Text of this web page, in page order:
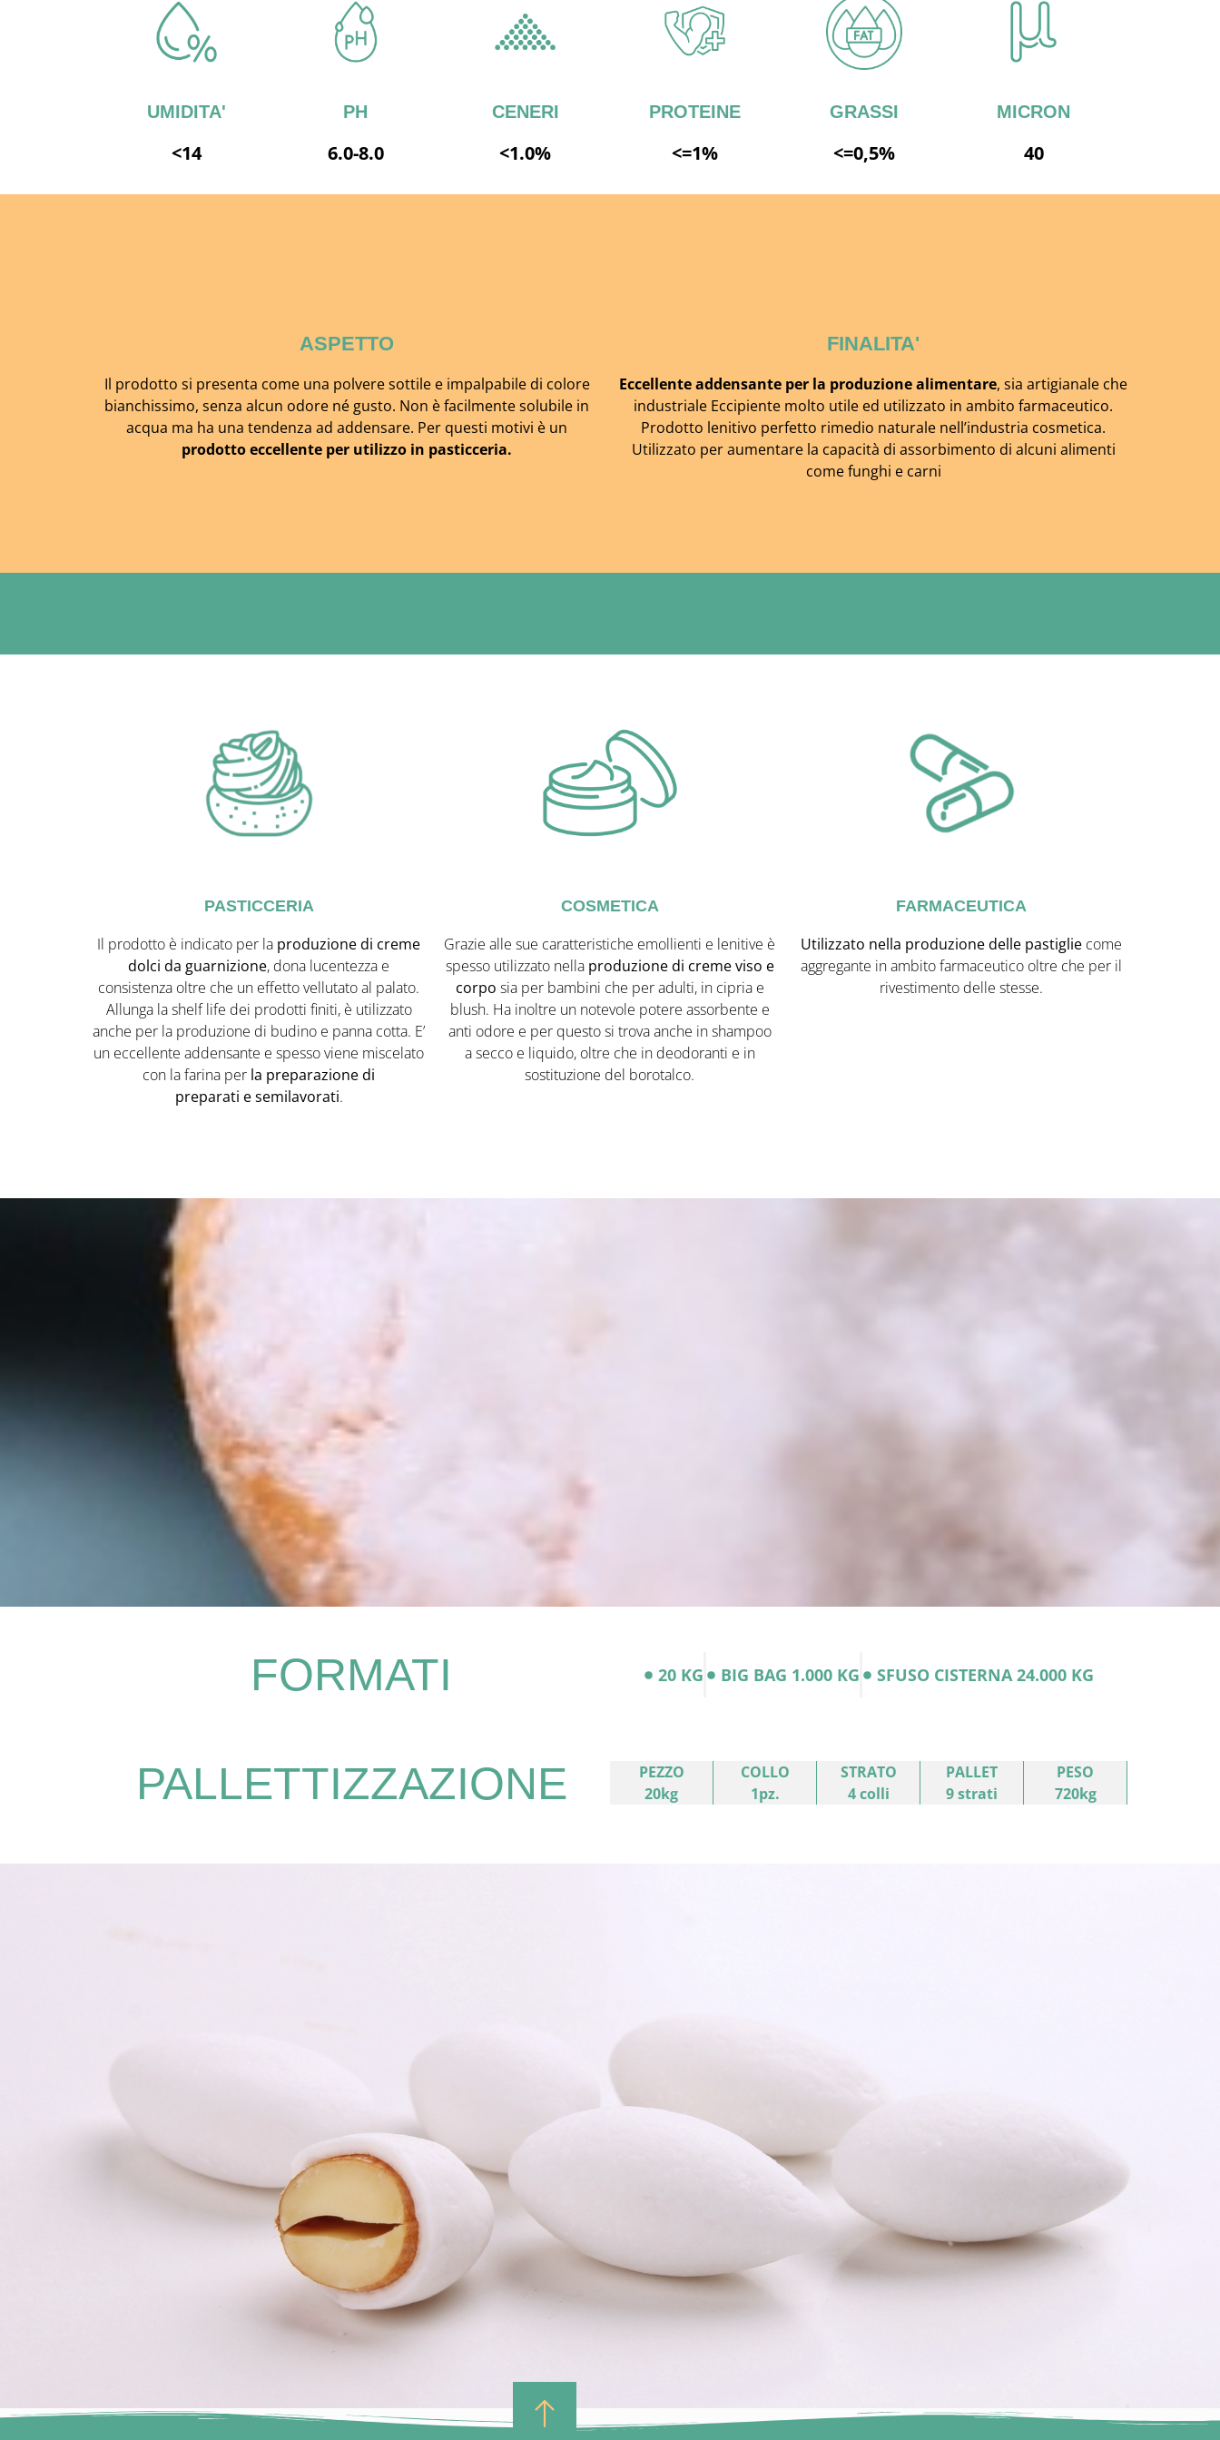
UMIDITA'
<14
PH
6.0-8.0
CENERI
<1.0%
PROTEINE
<=1%
GRASSI
<=0,5%
MICRON
40
ASPETTO
Il prodotto si presenta come una polvere sottile e impalpabile di colore
bianchissimo, senza alcun odore né gusto. Non è facilmente solubile in
acqua ma ha una tendenza ad addensare. Per questi motivi è un
prodotto eccellente per utilizzo in pasticceria.
FINALITA'
Eccellente addensante per la produzione alimentare, sia artigianale che
industriale Eccipiente molto utile ed utilizzato in ambito farmaceutico.
Prodotto lenitivo perfetto rimedio naturale nell’industria cosmetica.
Utilizzato per aumentare la capacità di assorbimento di alcuni alimenti
come funghi e carni
PASTICCERIA
Il prodotto è indicato per la produzione di creme
dolci da guarnizione, dona lucentezza e
consistenza oltre che un effetto vellutato al palato.
Allunga la shelf life dei prodotti finiti, è utilizzato
anche per la produzione di budino e panna cotta. E’
un eccellente addensante e spesso viene miscelato
con la farina per la preparazione di
preparati e semilavorati.
COSMETICA
Grazie alle sue caratteristiche emollienti e lenitive è
spesso utilizzato nella produzione di creme viso e
corpo sia per bambini che per adulti, in cipria e
blush. Ha inoltre un notevole potere assorbente e
anti odore e per questo si trova anche in shampoo
a secco e liquido, oltre che in deodoranti e in
sostituzione del borotalco.
FARMACEUTICA
Utilizzato nella produzione delle pastigliecome
aggregante in ambito farmaceutico oltre che per il
rivestimento delle stesse.
FORMATI 20 KG BIG BAG 1.000 KG SFUSO CISTERNA 24.000 KG
PALLETTIZZAZIONE
PEZZO
20kg
COLLO
1pz.
STRATO
4 colli
PALLET
9 strati
PESO
720kg